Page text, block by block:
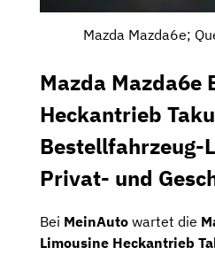
Mazda Mazda6e;
Mazda Mazda6e
Heckantrieb
Bestellfahrzeug-
Privat- und
Bei MeinAuto wartet die
Limousine Heckantrieb